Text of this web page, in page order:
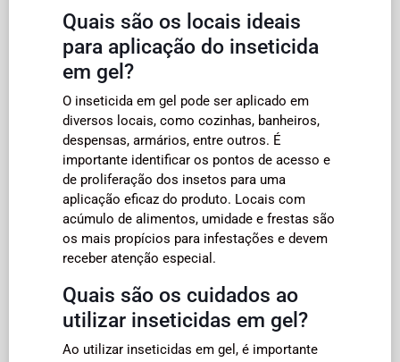
Quais são os locais ideais
para aplicação do inseticida
em gel?
O inseticida em gel pode ser aplicado em
diversos locais, como cozinhas, banheiros,
despensas, armários, entre outros. É
importante identificar os pontos de acesso e
de proliferação dos insetos para uma
aplicação eficaz do produto. Locais com
acúmulo de alimentos, umidade e frestas são
os mais propícios para infestações e devem
receber atenção especial.
Quais são os cuidados ao
utilizar inseticidas em gel?
Ao utilizar inseticidas em gel, é importante